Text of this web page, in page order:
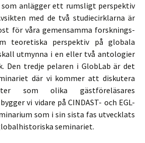
som anlägger ett rumsligt perspektiv
med de två studiecirklarna är
för våra gemensamma forsknings-
teoretiska perspektiv på globala
utmynna i en eller två antologier
Den tredje pelaren i GlobLab är det
där vi kommer att diskutera
som olika gästföreläsares
vi vidare på CINDAST- och EGL-
som i sin sista fas utvecklats
seminariet.